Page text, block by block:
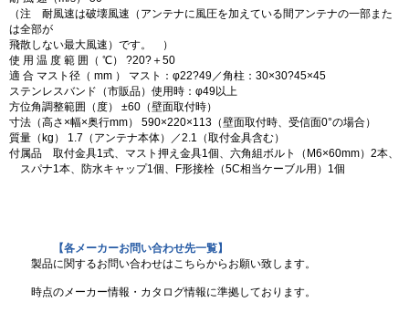
（注 耐風速は破壊風速（アンテナに風圧を加えている間アンテナの一部また
は全部が
飛散しない最大風速）です。 ）
使 用 温 度 範 囲（ ℃） ?20?＋50
適 合 マスト径（ mm ） マスト：φ22?49／角柱：30×30?45×45
ステンレスバンド（市販品）使用時：φ49以上
方位角調整範囲（度） ±60（壁面取付時）
寸法（高さ×幅×奥行mm） 590×220×113（壁面取付時、受信面0°の場合）
質量（kg） 1.7（アンテナ本体）／2.1（取付金具含む）
付属品 取付金具1式、マスト押え金具1個、六角組ボルト（M6×60mm）2本、
スパナ1本、防水キャップ1個、F形接栓（5C相当ケーブル用）1個
【各メーカーお問い合わせ先一覧】
製品に関するお問い合わせはこちらからお願い致します。
時点のメーカー情報・カタログ情報に準拠しております。